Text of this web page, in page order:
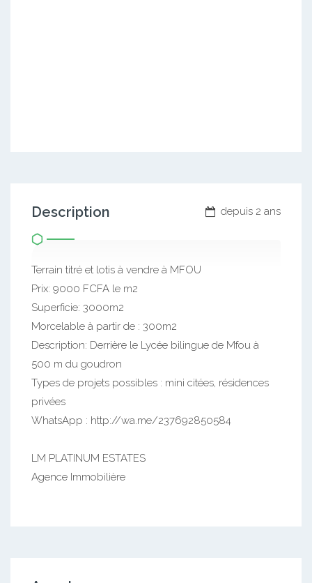
depuis 2 ans
Description
Terrain titré et lotis à vendre à MFOU
Prix: 9000 FCFA le m2
Superficie: 3000m2
Morcelable à partir de : 300m2
Description: Derrière le Lycée bilingue de Mfou à
500 m du goudron
Types de projets possibles : mini citées, résidences
privées
WhatsApp : http://wa.me/237692850584
LM PLATINUM ESTATES
Agence Immobilière